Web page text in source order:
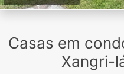
Casas em
Xangri-